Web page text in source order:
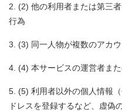
(2) 他の利用者または第三
行為
(3) 同一人物が複数のアカ
(4) 本サービスの運営者ま
(5) 利用者以外の個人情報
ドレスを登録するなど、虚偽